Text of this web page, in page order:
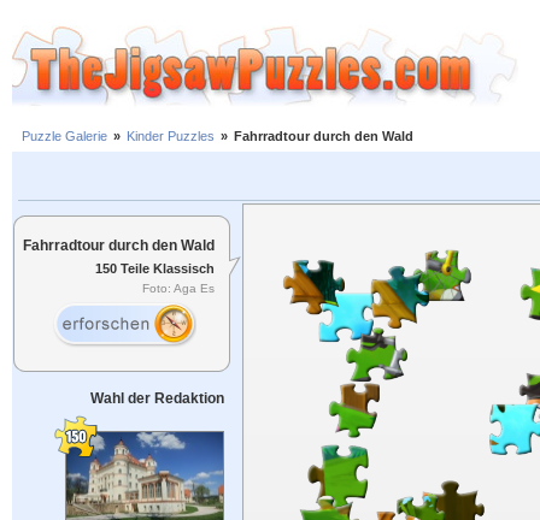
Puzzle Galerie » Kinder Puzzles » Fahrradtour durch den Wald
Fahrradtour durch den Wald
150 Teile Klassisch
Foto: Aga Es
Wahl der Redaktion